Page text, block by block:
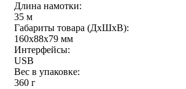
Длина намотки:
35 м
Габариты товара (ДxШxВ):
160х88х79 мм
Интерфейсы:
USB
Вес в упаковке:
360 г